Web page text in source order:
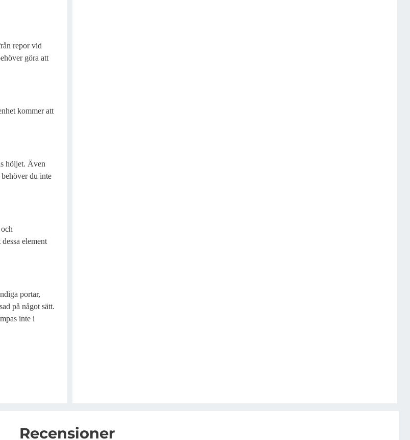
repor vid
göra att
kommer att
höljet. Även
du inte
element
portar,
på något sätt.
inte i
Recensioner